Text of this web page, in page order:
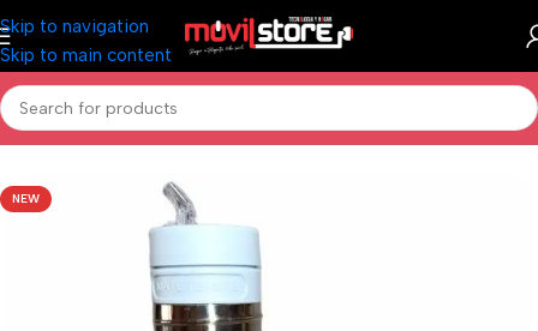
Skip to navigation
Skip to main content
Inicio/Hogar/Termos y Mates
NEW